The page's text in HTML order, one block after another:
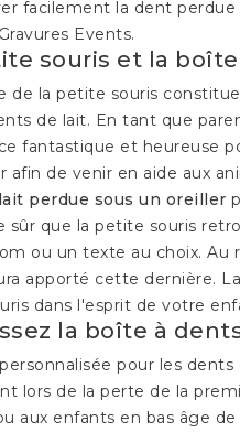
facilement la dent
Events.
souris et la
de la petite souris
de lait. En tant que
fantastique et heureuse
afin de venir en aide aux
perdue sous un oreiller
sûr que la petite souris
ou un texte au choix. Au
apporté cette dernière.
dans l'esprit de votre
la boîte à
pour les
lors de la perte de la
aux enfants en bas âge